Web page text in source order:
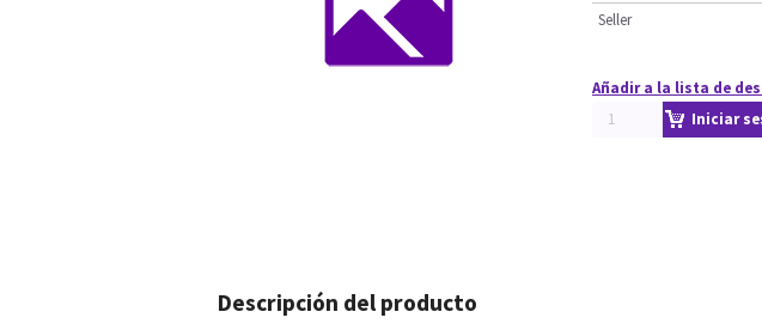
Seller
Añadir a la lista de
Iniciar
Descripción del producto